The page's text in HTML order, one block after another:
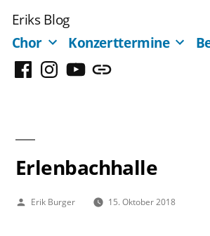
Inhalt
springen
Eriks Blog
Chor
Konzerttermine
FacebookInstagram
YouTubeMastodon
Erlenbachhalle
Veröffentlicht
Erik Burger 15. Oktober 2018